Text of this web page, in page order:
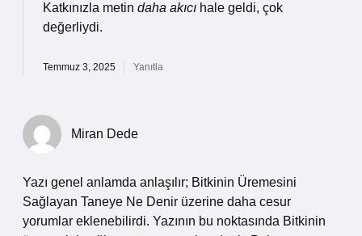
Katkınızla metin daha akıcı hale geldi, çok
değerliydi.
Temmuz 3, 2025 Yanıtla
Miran Dede
Yazı genel anlamda anlaşılır; Bitkinin Üremesini
Sağlayan Taneye Ne Denir üzerine daha cesur
yorumlar eklenebilirdi. Yazının bu noktasında Bitkinin